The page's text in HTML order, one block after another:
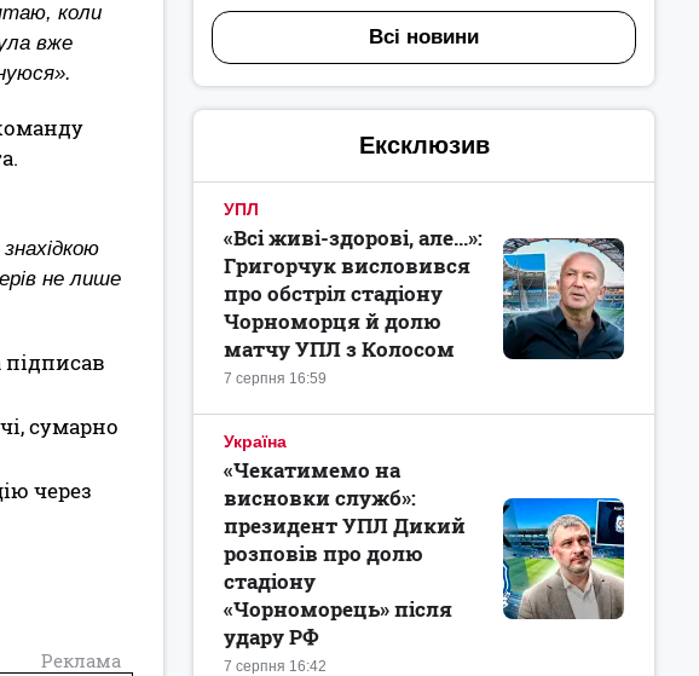
коли
вже
не лише
підписав
сумарно
через
Реклама
Всі новини
Ексклюзив
УПЛ
7 серпня 16:59
«Всі живі-здорові, але...»:
Григорчук висловився
про обстріл стадіону
Чорноморця й долю
матчу УПЛ з Колосом
Україна
7 серпня 16:42
«Чекатимемо на
висновки служб»:
президент УПЛ Дикий
розповів про долю
стадіону
«Чорноморець» після
удару РФ